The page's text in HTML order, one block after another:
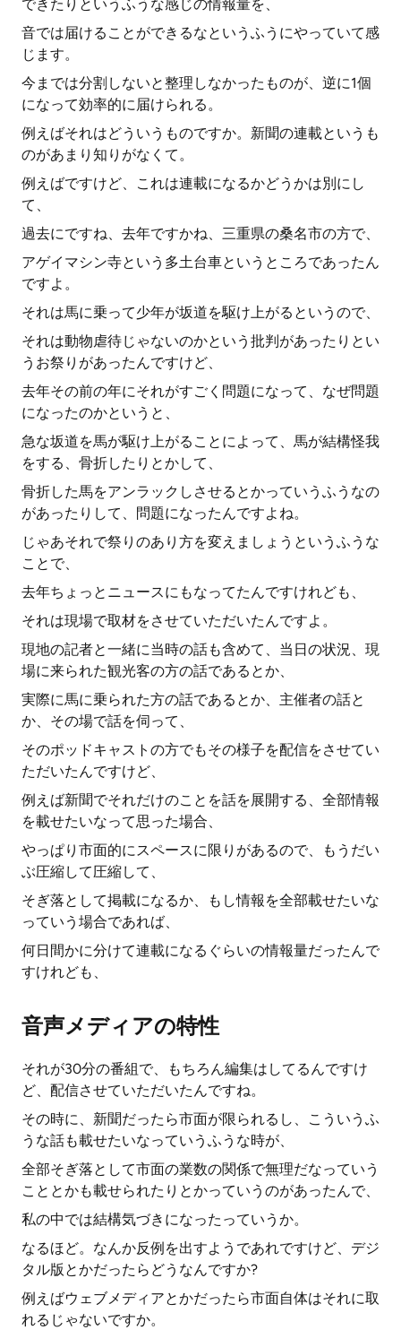
できたりというふうな感じの情報量を、
音では届けることができるなというふうにやっていて感
じます。
今までは分割しないと整理しなかったものが、逆に1個
になって効率的に届けられる。
例えばそれはどういうものですか。新聞の連載というも
のがあまり知りがなくて。
例えばですけど、これは連載になるかどうかは別にし
て、
過去にですね、去年ですかね、三重県の桑名市の方で、
アゲイマシン寺という多土台車というところであったん
ですよ。
それは馬に乗って少年が坂道を駆け上がるというので、
それは動物虐待じゃないのかという批判があったりとい
うお祭りがあったんですけど、
去年その前の年にそれがすごく問題になって、なぜ問題
になったのかというと、
急な坂道を馬が駆け上がることによって、馬が結構怪我
をする、骨折したりとかして、
骨折した馬をアンラックしさせるとかっていうふうなの
があったりして、問題になったんですよね。
じゃあそれで祭りのあり方を変えましょうというふうな
ことで、
去年ちょっとニュースにもなってたんですけれども、
それは現場で取材をさせていただいたんですよ。
現地の記者と一緒に当時の話も含めて、当日の状況、現
場に来られた観光客の方の話であるとか、
実際に馬に乗られた方の話であるとか、主催者の話と
か、その場で話を伺って、
そのポッドキャストの方でもその様子を配信をさせてい
ただいたんですけど、
例えば新聞でそれだけのことを話を展開する、全部情報
を載せたいなって思った場合、
やっぱり市面的にスペースに限りがあるので、もうだい
ぶ圧縮して圧縮して、
そぎ落として掲載になるか、もし情報を全部載せたいな
っていう場合であれば、
何日間かに分けて連載になるぐらいの情報量だったんで
すけれども、
音声メディアの特性
それが30分の番組で、もちろん編集はしてるんですけ
ど、配信させていただいたんですね。
その時に、新聞だったら市面が限られるし、こういうふ
うな話も載せたいなっていうふうな時が、
全部そぎ落として市面の業数の関係で無理だなっていう
こととかも載せられたりとかっていうのがあったんで、
私の中では結構気づきになったっていうか。
なるほど。なんか反例を出すようであれですけど、デジ
タル版とかだったらどうなんですか?
例えばウェブメディアとかだったら市面自体はそれに取
れるじゃないですか。